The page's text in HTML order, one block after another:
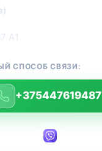
А1
СПОСОБ СВЯЗИ:
+375447619487